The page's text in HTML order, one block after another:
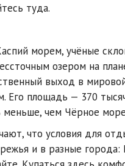
туда.
морем, учёные
озером на
выход в
Его площадь — 370
меньше, чем Чёрное
что условия для
и в разные города: